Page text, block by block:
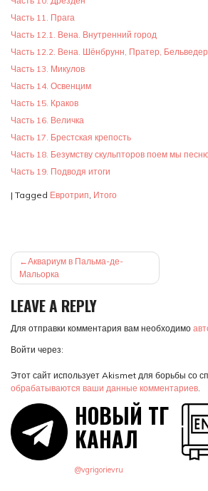
Часть 11. Прага
Часть 12.1. Вена. Внутренний город
Часть 12.2. Вена. Шёнбрунн, Пратер, Бельведер
Часть 13. Микулов
Часть 14. Освенцим
Часть 15. Краков
Часть 16. Величка
Часть 17. Брестская крепость
Часть 18. Безумству скульпторов поем мы
Часть 19. Подводя итоги
| Tagged Евротрип Итого
НАВИГАЦИЯ
ПО
ЗАПИСЯМ
Аквариум в Пальма-де-
Мальорка
LEAVE A REPLY
Для отправки комментария вам необходимо
Войти через:
Этот сайт использует Akismet для борьбы со
обрабатываются ваши данные комментариев
НОВЫЙ ТГ
КАНАЛ
@vgrigorievru